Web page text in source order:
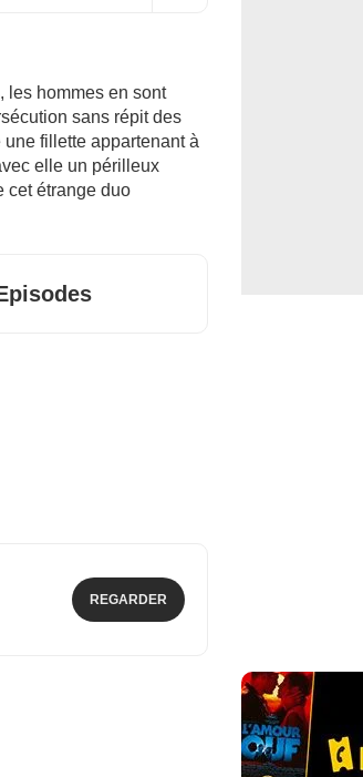
les hommes en sont
sans répit des
fillette appartenant à
elle un périlleux
cet étrange duo
REGARDER